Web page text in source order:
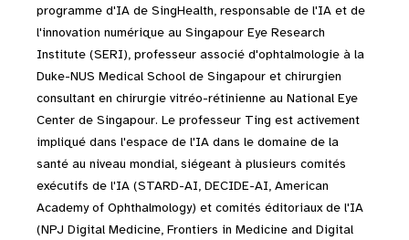
programme d'IA de SingHealth, responsable de l'IA et de
l'innovation numérique au Singapour Eye Research
Institute (SERI), professeur associé d'ophtalmologie à la
Duke-NUS Medical School de Singapour et chirurgien
consultant en chirurgie vitréo-rétinienne au National Eye
Center de Singapour. Le professeur Ting est activement
impliqué dans l'espace de l'IA dans le domaine de la
santé au niveau mondial, siégeant à plusieurs comités
exécutifs de l'IA (STARD-AI, DECIDE-AI, American
Academy of Ophthalmology) et comités éditoriaux de l'IA
(NPJ Digital Medicine, Frontiers in Medicine and Digital